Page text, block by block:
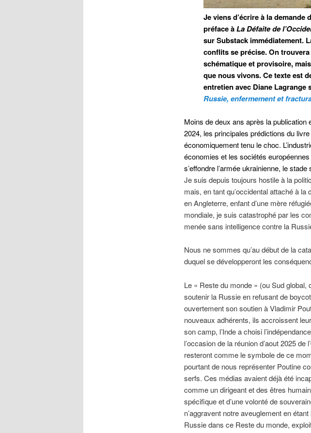
Je viens d’écrire à la
préface àLa Défaite de
sur Substack immédiatement.
conflits se précise. On
schématique et provisoire,
que nous vivons. Ce texte est
entretien avec Diane Lagrange
Russie, enfermement et
Moins de deux ans après la publication
2024, les principales prédictions du
économiquement tenu le choc.
économies et les sociétés
s’effondre l’armée ukrainienne, le
Je suis depuis toujours hostile à la
mais, en tant qu’occidental attaché à
en Angleterre, enfant d’une mère
mondiale, je suis catastrophé par les
menée sans intelligence contre la
Nous ne sommes qu’au début de la
duquel se développeront les
Le « Reste du monde » (ou Sud global,
soutenir la Russie en refusant de
ouvertement son soutien à Vladimir
nouveaux adhérents, ils accroissent
son camp, l’Inde a choisi
l’occasion de la réunion d’aout 2025
resteront comme le symbole de ce
pourtant de nous représenter Poutine
serfs. Ces médias avaient déjà été
comme un dirigeant et des êtres
spécifique et d’une volonté de
n’aggravent notre aveuglement en
Russie dans ce Reste du monde,